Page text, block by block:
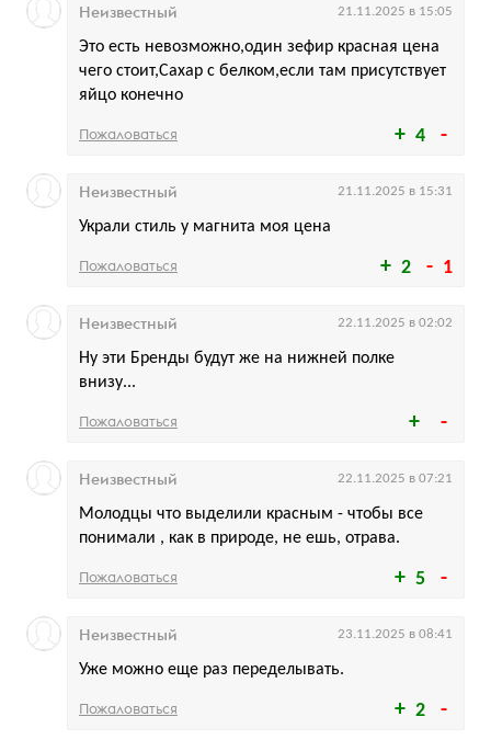
4
Это есть невозможно,один зефир красная цена
чего стоит,Сахар с белком,если там присутствует
яйцо конечно
Неизвестный 21.11.2025 в 15:05
Пожаловаться
2 1
Украли стиль у магнита моя цена
Неизвестный 21.11.2025 в 15:31
Пожаловаться
Ну эти Бренды будут же на нижней полке
внизу...
Неизвестный 22.11.2025 в 02:02
Пожаловаться
5
Молодцы что выделили красным - чтобы все
понимали , как в природе, не ешь, отрава.
Неизвестный 22.11.2025 в 07:21
Пожаловаться
2
Уже можно еще раз переделывать.
Неизвестный 23.11.2025 в 08:41
Пожаловаться